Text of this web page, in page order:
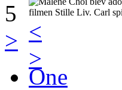
<
>
5
>
One